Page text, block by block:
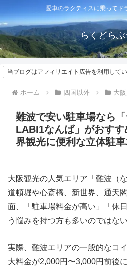
愛車のラクティスに乗ってド
らくどらぶ
当ブログはアフィリエイト広告を利用して
ホーム 四国以外 大
難波で安い駐車場なら
LABI1なんば」がおす
界観光に便利な立体駐
大阪観光の人気エリア「難波（な
道頓堀や心斎橋、新世界、通天
面、「駐車場料金が高い」「休
う悩みを持つ方も多いのではな
実際、難波エリアの一般的なコ
大料金が2,000円〜3,000円前後